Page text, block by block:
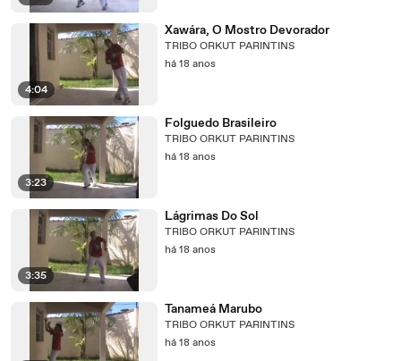
4:04
Xawára, O Mostro Devorador
TRIBO ORKUT PARINTINS
há 18 anos
3:23
Folguedo Brasileiro
TRIBO ORKUT PARINTINS
há 18 anos
3:35
Lágrimas Do Sol
TRIBO ORKUT PARINTINS
há 18 anos
Tanameá Marubo
TRIBO ORKUT PARINTINS
há 18 anos